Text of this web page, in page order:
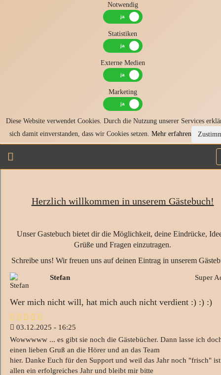
Notwendig
Statistiken
Externe Medien
Marketing
Diese Website verwendet Cookies. Durch die Nutzung unserer Services
sich damit einverstanden, dass wir Cookies setzen. Mehr erfahren
Herzlich willkommen in unserem Gästebuch!
Unser Gastebuch bietet dir die Möglichkeit, deine Eindrücke,
Grüße und Fragen einzutragen.
Schreibe uns! Wir freuen uns auf deinen Eintrag in unserem
Stefan Super
Wer mich nicht will, hat mich auch nicht verdient :) :) :)
03.12.2025 - 16:25
Wowwwww ... es gibt sie noch die Gästebücher. Dann lasse ich
einen lieben Gruß an die Hörer und an das Team
hier. Danke Euch für den Support und weil das Jahr noch "frisch"
allen ein erfolgreiches Jahr und bleibt mir bitte